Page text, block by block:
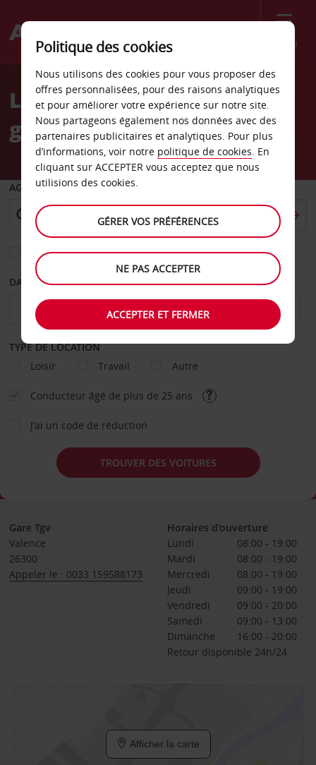
Menu
Welcome
AvisLocation de voiture à la
gare TGV de Valence
AGENCE DE DÉPART
Sélectionnez une autre agence de retour
DATE DE DÉPART DATE DE RETOUR
TYPE DE LOCATION
Loisir
Travail Autre
Conducteur âgé de plus de 25 ans
J’ai un code de réduction
TROUVER DES VOITURES
Gare Tgv
Valence
26300
Appeler le : 0033 159588173
Horaires d'ouverture
Lundi
08:00 - 19:00
Mardi
08:00 - 19:00
Mercredi
08:00 - 19:00
Jeudi
09:00 - 19:00
Vendredi
09:00 - 20:00
Samedi
09:00 - 13:00
Dimanche
16:00 - 20:00
Retour disponible 24h/24
Afficher la carte
Politique des cookies
Nous utilisons des cookies pour vous proposer des
offres personnalisées, pour des raisons analytiques
et pour améliorer votre expérience sur notre site.
Nous partageons également nos données avec des
partenaires publicitaires et analytiques. Pour plus
d’informations, voir notre politique de cookies. En
cliquant sur ACCEPTER vous acceptez que nous
utilisions des cookies.
GÉRER VOS PRÉFÉRENCES
NE PAS ACCEPTER
ACCEPTER ET FERMER